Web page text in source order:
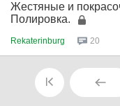
Жестяные и
Полировка.
Rekaterinburg 20